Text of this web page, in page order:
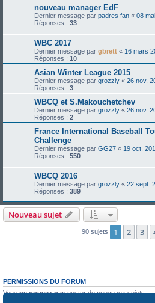
nouveau manager EdF
Dernier message par padres fan « 08
Réponses : 33
WBC 2017
Dernier message par gbrett « 16 mars
Réponses : 10
Asian Winter League 2015
Dernier message par grozzly « 26 nov.
Réponses : 3
WBCQ et S.Makouchetchev
Dernier message par grozzly « 26 nov.
Réponses : 2
France International Baseball
Challenge
Dernier message par GG27 « 19 oct.
Réponses : 550
WBCQ 2016
Dernier message par grozzly « 22 sept.
Réponses : 389
Nouveau sujet
90 sujets 1 2 3
PERMISSIONS DU FORUM
Vousne pouvez pasposter de nouveaux sujets